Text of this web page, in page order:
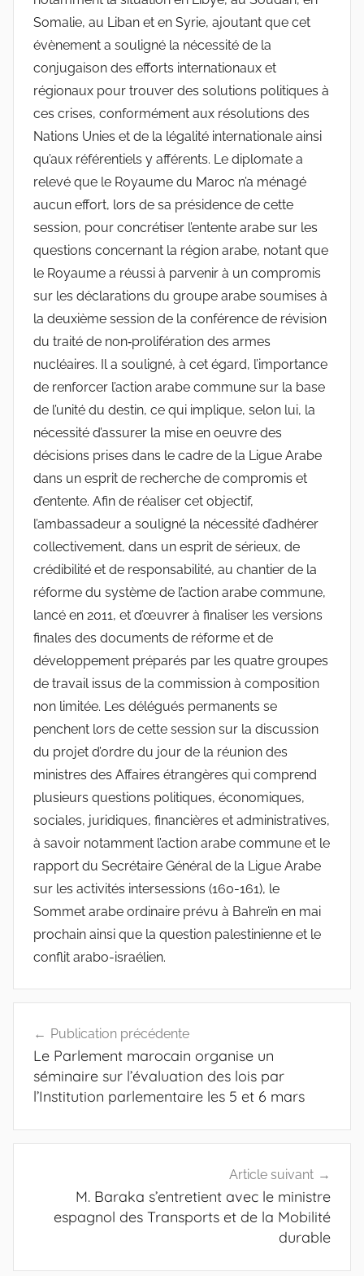
Somalie, au Liban et en Syrie, ajoutant que cet
évènement a souligné la nécessité de la
conjugaison des efforts internationaux et
régionaux pour trouver des solutions politiques à
ces crises, conformément aux résolutions des
Nations Unies et de la légalité internationale ainsi
qu’aux référentiels y afférents. Le diplomate a
relevé que le Royaume du Maroc n’a ménagé
aucun effort, lors de sa présidence de cette
session, pour concrétiser l’entente arabe sur les
questions concernant la région arabe, notant que
le Royaume a réussi à parvenir à un compromis
sur les déclarations du groupe arabe soumises à
la deuxième session de la conférence de révision
du traité de non‑prolifération des armes
nucléaires. Il a souligné, à cet égard, l’importance
de renforcer l’action arabe commune sur la base
de l’unité du destin, ce qui implique, selon lui, la
nécessité d’assurer la mise en oeuvre des
décisions prises dans le cadre de la Ligue Arabe
dans un esprit de recherche de compromis et
d’entente. Afin de réaliser cet objectif,
l’ambassadeur a souligné la nécessité d’adhérer
collectivement, dans un esprit de sérieux, de
crédibilité et de responsabilité, au chantier de la
réforme du système de l’action arabe commune,
lancé en 2011, et d’œuvrer à finaliser les versions
finales des documents de réforme et de
développement préparés par les quatre groupes
de travail issus de la commission à composition
non limitée. Les délégués permanents se
penchent lors de cette session sur la discussion
du projet d’ordre du jour de la réunion des
ministres des Affaires étrangères qui comprend
plusieurs questions politiques, économiques,
sociales, juridiques, financières et administratives,
à savoir notamment l’action arabe commune et le
rapport du Secrétaire Général de la Ligue Arabe
sur les activités intersessions (160-161), le
Sommet arabe ordinaire prévu à Bahreïn en mai
prochain ainsi que la question palestinienne et le
conflit arabo-israélien.
de
l’article
Publication précédente
Le Parlement marocain organise un
séminaire sur l’évaluation des lois par
l’Institution parlementaire les 5 et 6 mars
Article suivant
M. Baraka s’entretient avec le ministre
espagnol des Transports et de la Mobilité
durable